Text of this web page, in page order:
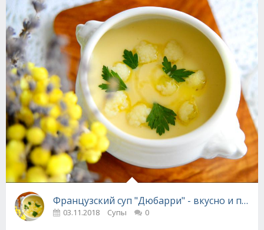
Французский суп "Дюбарри" - вкусно и
03.11.2018 Супы 0